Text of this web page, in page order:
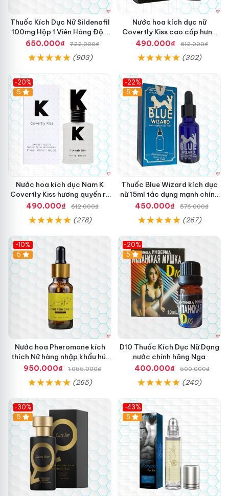
Thuốc Kích Dục Nữ Sildenafil
100mg Hộp 1 Viên Hàng Độc
Quyền
650.000₫ 722.000₫
(903)
Nước hoa kích dục nữ
Covertly Kiss cao cấp hưng
phấn mạnh mẽ
490.000₫ 612.000₫
(302)
-20%
5
Nước hoa kích dục Nam K
Covertly Kiss hương quyến rũ
nhập khẩu chính hãng
490.000₫ 612.000₫
(278)
-22%
5
Thuốc Blue Wizard kích dục
nữ 15ml tác dụng mạnh chính
hãng
450.000₫ 576.000₫
(267)
-10%
5
Nước hoa Pheromone kích
thích Nữ hàng nhập khẩu hút
đam mê 10ml
950.000₫ 1.055.000₫
(265)
-20%
5
D10 Thuốc Kích Dục Nữ Dạng
nước chính hãng Nga
400.000₫
500.000₫
(240)
-30%
5
-43%
5